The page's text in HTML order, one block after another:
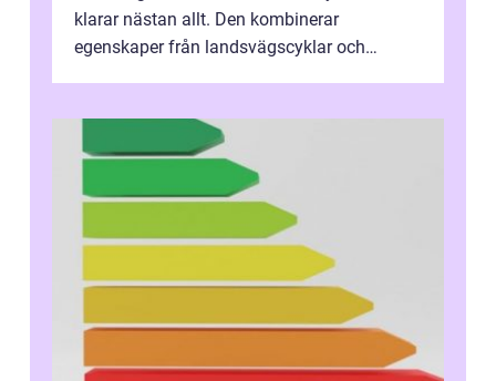
klarar nästan allt. Den kombinerar
egenskaper från landsvägscyklar och